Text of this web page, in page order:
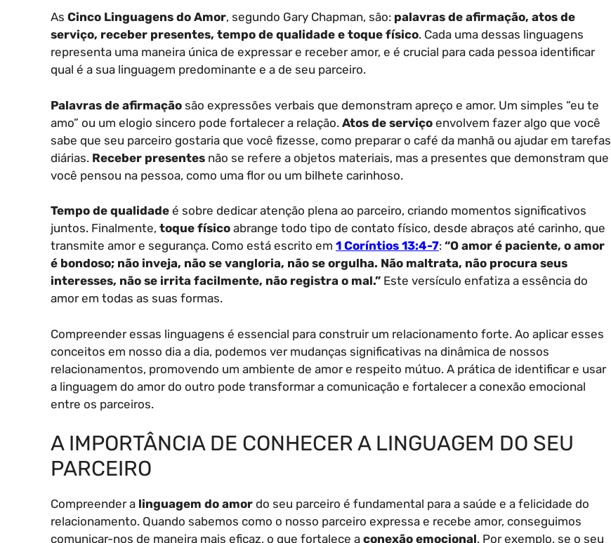
As Cinco Linguagens do Amor, segundo Gary Chapman, são: palavras de afirmação, atos de
serviço, receber presentes, tempo de qualidade e toque físico. Cada uma dessas linguagens
representa uma maneira única de expressar e receber amor, e é crucial para cada pessoa identificar
qual é a sua linguagem predominante e a de seu parceiro.
Palavras de afirmação são expressões verbais que demonstram apreço e amor. Um simples “eu te
amo” ou um elogio sincero pode fortalecer a relação. Atos de serviço envolvem fazer algo que você
sabe que seu parceiro gostaria que você fizesse, como preparar o café da manhã ou ajudar em tarefas
diárias. Receber presentes não se refere a objetos materiais, mas a presentes que demonstram que
você pensou na pessoa, como uma flor ou um bilhete carinhoso.
Tempo de qualidade é sobre dedicar atenção plena ao parceiro, criando momentos significativos
juntos. Finalmente, toque físico abrange todo tipo de contato físico, desde abraços até carinho, que
transmite amor e segurança. Como está escrito em 1 Coríntios 13:4-7: “O amor é paciente, o amor
é bondoso; não inveja, não se vangloria, não se orgulha. Não maltrata, não procura seus
interesses, não se irrita facilmente, não registra o mal.” Este versículo enfatiza a essência do
amor em todas as suas formas.
Compreender essas linguagens é essencial para construir um relacionamento forte. Ao aplicar esses
conceitos em nosso dia a dia, podemos ver mudanças significativas na dinâmica de nossos
relacionamentos, promovendo um ambiente de amor e respeito mútuo. A prática de identificar e usar
a linguagem do amor do outro pode transformar a comunicação e fortalecer a conexão emocional
entre os parceiros.
A IMPORTÂNCIA DE CONHECER A LINGUAGEM DO SEU
PARCEIRO
Compreender a linguagem do amor do seu parceiro é fundamental para a saúde e a felicidade do
relacionamento. Quando sabemos como o nosso parceiro expressa e recebe amor, conseguimos
comunicar-nos de maneira mais eficaz, o que fortalece a conexão emocional. Por exemplo, se o seu